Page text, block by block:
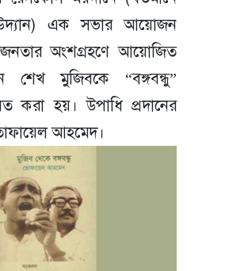
উদ্যান) এক সভার আয়োজন
অংশগ্রহণে আয়োজিত
শেখ মুজিবকে “বঙ্গবন্ধু”
করা হয়। উপাধি প্রদানের
আহমেদ।